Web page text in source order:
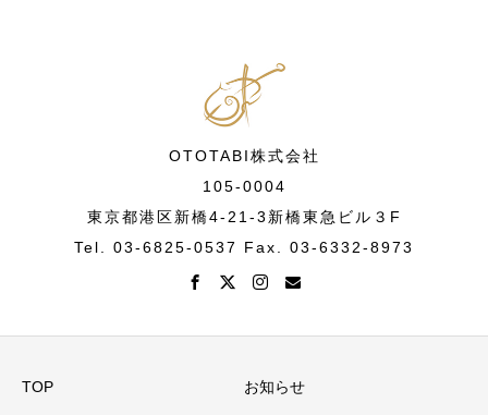
OTOTABI株式会社
105-0004
東京都港区新橋4-21-3新橋東急ビル３F
Tel. 03-6825-0537 Fax. 03-6332-8973
TOP お知らせ